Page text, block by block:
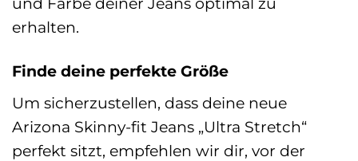
erhalten.
Finde deine perfekte Größe
Um sicherzustellen, dass deine neue
Arizona Skinny-fit Jeans „Ultra Stretch“
perfekt sitzt, empfehlen wir dir, vor der